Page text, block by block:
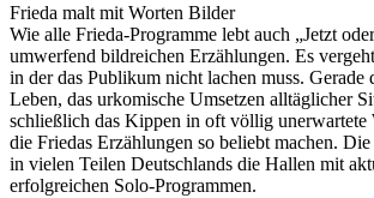
Frieda malt mit Worten Bilder
Wie alle Frieda-Programme lebt auch „Jetzt
umwerfend bildreichen Erzählungen. Es
in der das Publikum nicht lachen muss. Gerade
Leben, das urkomische Umsetzen alltäglicher
schließlich das Kippen in oft völlig unerwartete
die Friedas Erzählungen so beliebt machen.
in vielen Teilen Deutschlands die Hallen mit
erfolgreichen Solo-Programmen.